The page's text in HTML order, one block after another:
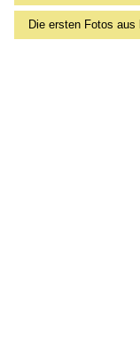
Die ersten Fotos aus